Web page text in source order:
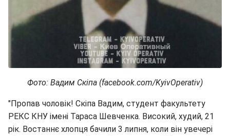
Фото: Вадим Скіпа (facebook.com/KyivOperativ)
"Пропав чоловік! Скіпа Вадим, студент факультету
РЕКС КНУ імені Тараса Шевченка. Високий, худий, 21
рік. Востаннє хлопця бачили 3 липня, коли він увечері